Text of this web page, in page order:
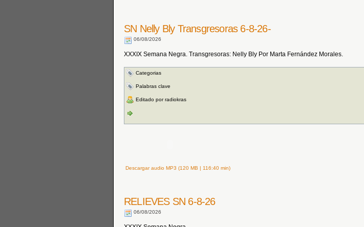
SN Nelly Bly Transgresoras 6-8-26-
06/08/2026
XXXIX Semana Negra. Transgresoras: Nelly Bly Por Marta Fernández Morales.
Categorias
Palabras clave
Editado por radiokras
Descargar audio MP3 (120 MB | 116:40 min)
RELIEVES SN 6-8-26
06/08/2026